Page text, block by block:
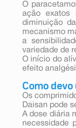
O
ação exatos
diminuição
mecanismo
a
variedade de
O início do
efeito
Como devo
Os
Daisan pode
A dose diária
necessidade